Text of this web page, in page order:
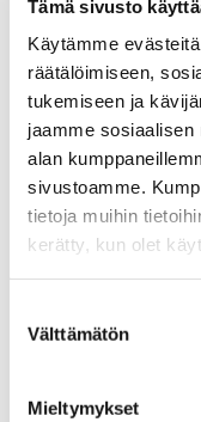
Tämä sivusto
Käytämme
räätälöimiseen,
tukemiseen ja
jaamme
alan
sivustoamme.
tietoja muihin
kerätty, kun olet
valinta
Välttämätön
Mieltymykset
Ulkomitat: (l) 300 x (s)